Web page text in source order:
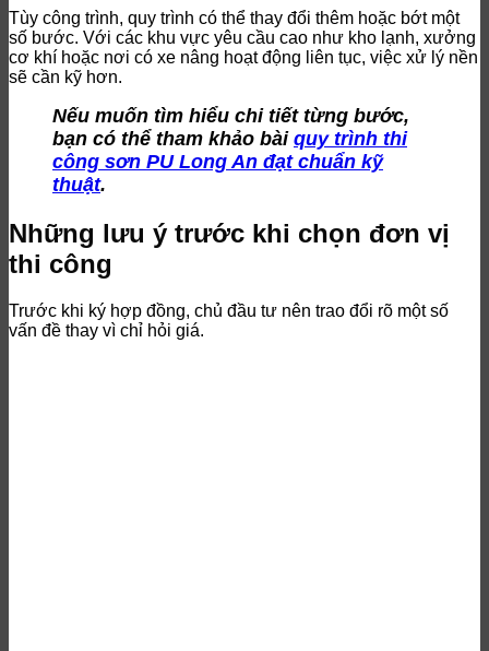
Tùy công trình, quy trình có thể thay đổi thêm hoặc bớt một
số bước. Với các khu vực yêu cầu cao như kho lạnh, xưởng
cơ khí hoặc nơi có xe nâng hoạt động liên tục, việc xử lý nền
sẽ cần kỹ hơn.
Nếu muốn tìm hiểu chi tiết từng bước,
bạn có thể tham khảo bài quy trình thi
công sơn PU Long An đạt chuẩn kỹ
thuật.
Những lưu ý trước khi chọn đơn vị
thi công
Trước khi ký hợp đồng, chủ đầu tư nên trao đổi rõ một số
vấn đề thay vì chỉ hỏi giá.